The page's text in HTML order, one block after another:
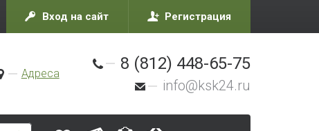
Вход на сайт Регистрация
Адреса
8 (812) 448-65-75
info@ksk24.ru